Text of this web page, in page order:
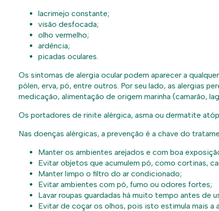
lacrimejo constante;
visão desfocada;
olho vermelho;
ardência;
picadas oculares.
Os sintomas de alergia ocular podem aparecer a
pólen, erva, pó, entre outros. Por seu lado, as alergias
medicação, alimentação de origem marinha (camarão,
Os portadores de rinite alérgica, asma ou dermatite
Nas doenças alérgicas, a prevenção é a chave do
Manter os ambientes arejados e com boa
Evitar objetos que acumulem pó, como cortinas,
Manter limpo o filtro do ar condicionado;
Evitar ambientes com pó, fumo ou odores fortes;
Lavar roupas guardadas há muito tempo antes de
Evitar de coçar os olhos, pois isto estimula mais a